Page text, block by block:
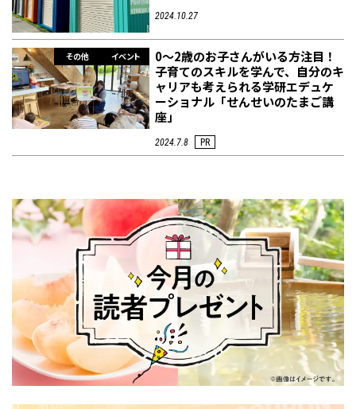
2024.10.27
その他 イベント
0～2歳のお子さんがいる方注目！
子育てのスキルを学んで、自分のキ
ャリアも考えられる学研エデュケ
ーショナル「せんせいのたまご講
座」
2024.7.8 PR